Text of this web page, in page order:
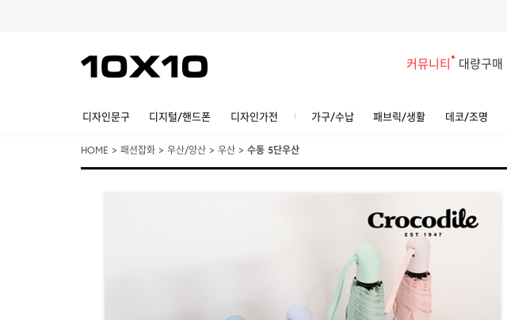
커뮤니티 대량구매
디자인문구 디지털/핸드폰 디자인가전 가구/수납 패브릭/생활 데코/조명
HOME > 패션잡화 > 우산/양산 > 우산 > 수동 5단우산